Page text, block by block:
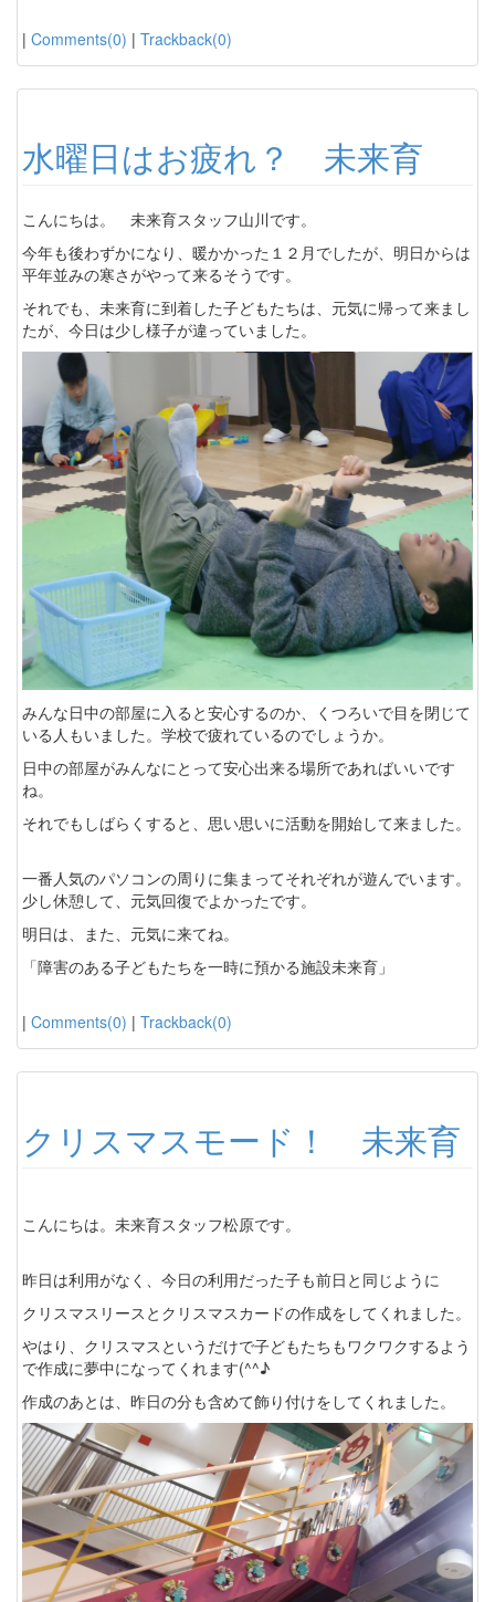
| Comments(0) | Trackback(0)
水曜日はお疲れ？ 未来育
こんにちは。 未来育スタッフ山川です。
今年も後わずかになり、暖かかった１２月でしたが、明日からは
平年並みの寒さがやって来るそうです。
それでも、未来育に到着した子どもたちは、元気に帰って来まし
たが、今日は少し様子が違っていました。
みんな日中の部屋に入ると安心するのか、くつろいで目を閉じて
いる人もいました。学校で疲れているのでしょうか。
日中の部屋がみんなにとって安心出来る場所であればいいです
ね。
それでもしばらくすると、思い思いに活動を開始して来ました。
一番人気のパソコンの周りに集まってそれぞれが遊んでいます。
少し休憩して、元気回復でよかったです。
明日は、また、元気に来てね。
「障害のある子どもたちを一時に預かる施設未来育」
| Comments(0) | Trackback(0)
クリスマスモード！ 未来育
こんにちは。未来育スタッフ松原です。
昨日は利用がなく、今日の利用だった子も前日と同じように
クリスマスリースとクリスマスカードの作成をしてくれました。
やはり、クリスマスというだけで子どもたちもワクワクするよう
で作成に夢中になってくれます(^^♪
作成のあとは、昨日の分も含めて飾り付けをしてくれました。